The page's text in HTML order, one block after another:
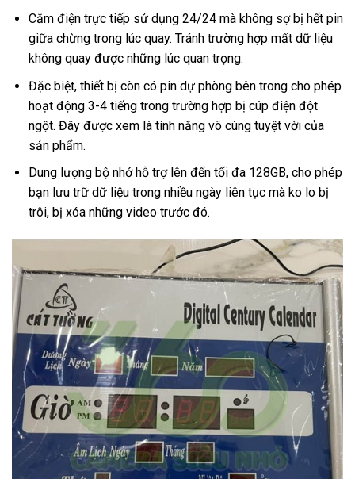
Cắm điện trực tiếp sử dụng 24/24 mà không sợ bị hết pin
giữa chừng trong lúc quay. Tránh trường hợp mất dữ liệu
không quay được những lúc quan trọng.
Đặc biệt, thiết bị còn có pin dự phòng bên trong cho phép
hoạt động 3-4 tiếng trong trường hợp bị cúp điện đột
ngột. Đây được xem là tính năng vô cùng tuyệt vời của
sản phẩm.
Dung lượng bộ nhớ hỗ trợ lên đến tối đa 128GB, cho phép
bạn lưu trữ dữ liệu trong nhiều ngày liên tục mà ko lo bị
trôi, bị xóa những video trước đó.